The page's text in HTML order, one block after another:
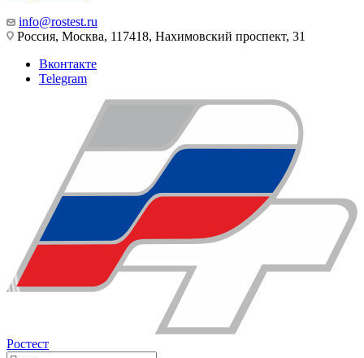
info@rostest.ru
Россия, Москва, 117418, Нахимовский проспект, 31
Вконтакте
Telegram
Ростест